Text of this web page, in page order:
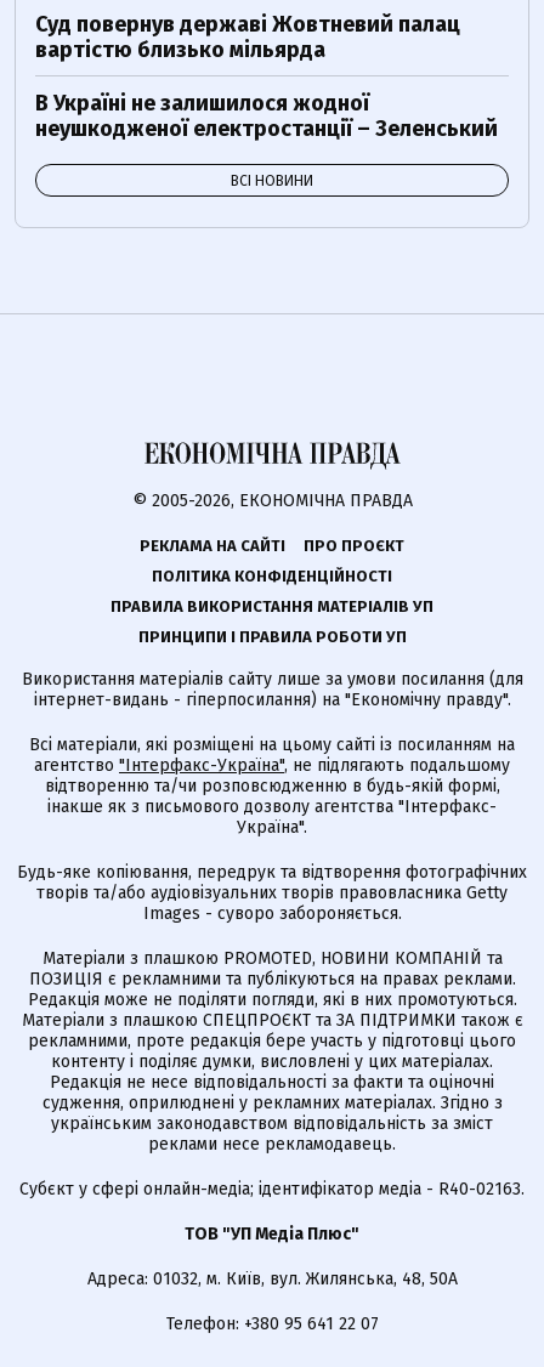
Суд повернув державі Жовтневий палац
вартістю близько мільярда
В Україні не залишилося жодної
неушкодженої електростанції – Зеленський
ВСІ НОВИНИ
© 2005-2026, ЕКОНОМІЧНА ПРАВДА
РЕКЛАМА НА САЙТІ
ПРО ПРОЄКТ
ПОЛІТИКА КОНФІДЕНЦІЙНОСТІ
ПРАВИЛА ВИКОРИСТАННЯ МАТЕРІАЛІВ УП
ПРИНЦИПИ І ПРАВИЛА РОБОТИ УП
Використання матеріалів сайту лише за умови посилання (для
інтернет-видань - гіперпосилання) на "Економічну правду".
Всі матеріали, які розміщені на цьому сайті із посиланням на
агентство "Інтерфакс-Україна", не підлягають подальшому
відтворенню та/чи розповсюдженню в будь-якій формі,
інакше як з письмового дозволу агентства "Інтерфакс-
Україна".
Будь-яке копіювання, передрук та відтворення фотографічних
творів та/або аудіовізуальних творів правовласника Getty
Images - суворо забороняється.
Матеріали з плашкою PROMOTED, НОВИНИ КОМПАНІЙ та
ПОЗИЦІЯ є рекламними та публікуються на правах реклами.
Редакція може не поділяти погляди, які в них промотуються.
Матеріали з плашкою СПЕЦПРОЄКТ та ЗА ПІДТРИМКИ також є
рекламними, проте редакція бере участь у підготовці цього
контенту і поділяє думки, висловлені у цих матеріалах.
Редакція не несе відповідальності за факти та оціночні
судження, оприлюднені у рекламних матеріалах. Згідно з
українським законодавством відповідальність за зміст
реклами несе рекламодавець.
Cубєкт у сфері онлайн-медіа; ідентифікатор медіа - R40-02163.
ТОВ "УП Медіа Плюс"
Адреса: 01032, м. Київ, вул. Жилянська, 48, 50А
Телефон: +380 95 641 22 07